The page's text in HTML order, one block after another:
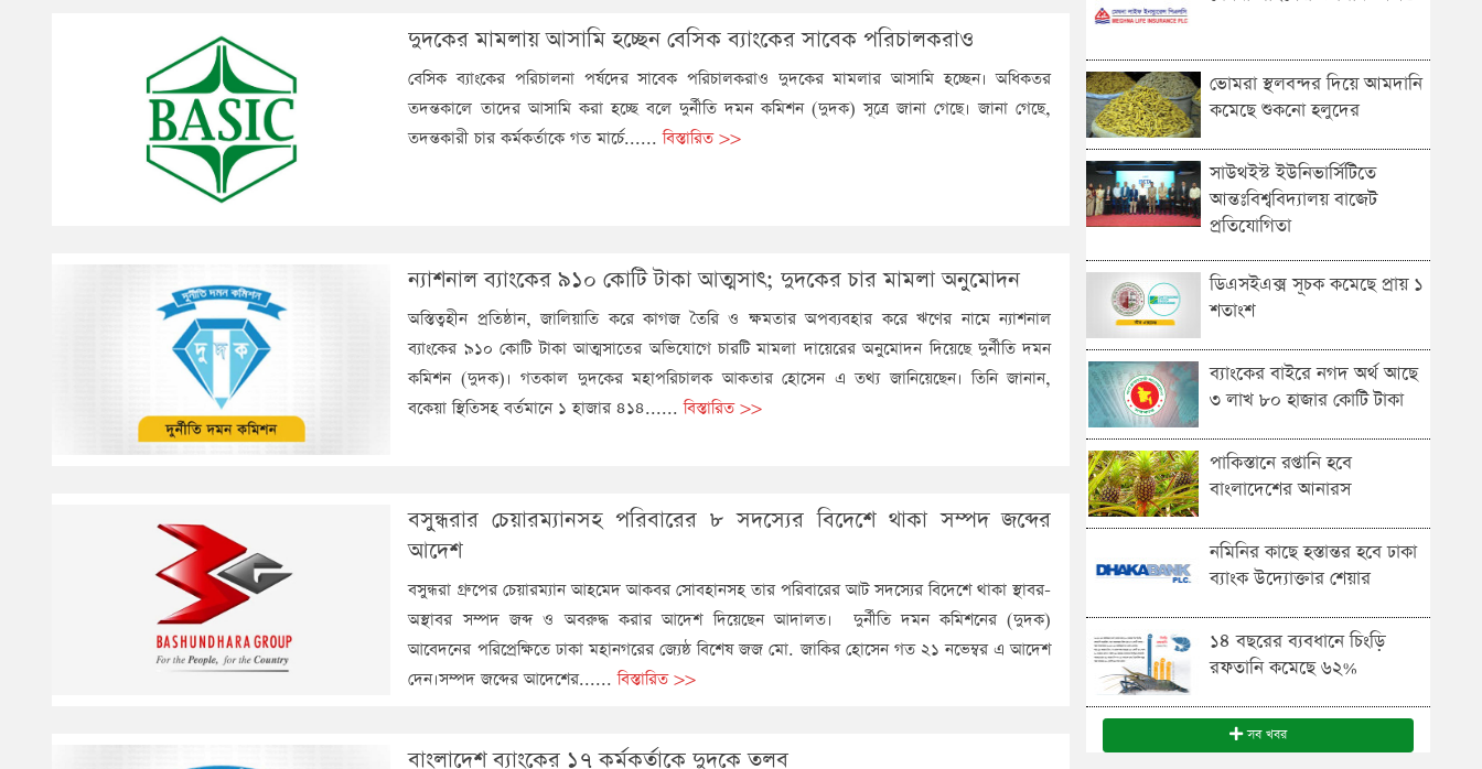
দুদকের মামলায় আসামি হচ্ছেন বেসিক ব্যাংকের সাবেক পরিচালকরাও
বেসিক ব্যাংকের পরিচালনা পর্ষদের সাবেক পরিচালকরাও দুদকের মামলার আসামি হচ্ছেন। অধিকতর
তদন্তকালে তাদের আসামি করা হচ্ছে বলে দুর্নীতি দমন কমিশন (দুদক) সূত্রে জানা গেছে। জানা গেছে,
তদন্তকারী চার কর্মকর্তাকে গত মার্চে......বিস্তারিত >>
ন্যাশনাল ব্যাংকের ৯১০ কোটি টাকা আত্মসাৎ; দুদকের চার মামলা অনুমোদন
অস্তিত্বহীন প্রতিষ্ঠান, জালিয়াতি করে কাগজ তৈরি ও ক্ষমতার অপব্যবহার করে ঋণের নামে ন্যাশনাল
ব্যাংকের ৯১০ কোটি টাকা আত্মসাতের অভিযোগে চারটি মামলা দায়েরের অনুমোদন দিয়েছে দুর্নীতি দমন
কমিশন (দুদক)। গতকাল দুদকের মহাপরিচালক আকতার হোসেন এ তথ্য জানিয়েছেন। তিনি জানান,
বকেয়া স্থিতিসহ বর্তমানে ১ হাজার ৪১৪......বিস্তারিত >>
বসুন্ধরার চেয়ারম্যানসহ পরিবারের ৮ সদস্যের বিদেশে থাকা সম্পদ জব্দের
আদেশ
বসুন্ধরা গ্রুপের চেয়ারম্যান আহমেদ আকবর সোবহানসহ তার পরিবারের আট সদস্যের বিদেশে থাকা স্থাবর-
অস্থাবর সম্পদ জব্দ ও অবরুদ্ধ করার আদেশ দিয়েছেন আদালত। দুর্নীতি দমন কমিশনের (দুদক)
আবেদনের পরিপ্রেক্ষিতে ঢাকা মহানগরের জ্যেষ্ঠ বিশেষ জজ মো. জাকির হোসেন গত ২১ নভেম্বর এ আদেশ
দেন।সম্পদ জব্দের আদেশের......বিস্তারিত >>
বাংলাদেশ ব্যাংকের ১৭ কর্মকর্তাকে দুদকে তলব
ভোমরা স্থলবন্দ‌র দিয়ে আমদা‌নি
ক‌মে‌ছে শুকনো হলুদের
সাউথইস্ট ইউনিভার্সিটিতে
আন্তঃবিশ্ববিদ্যালয় বাজেট
প্রতিযোগিতা
ডিএসইএক্স সূচক কমেছে প্রায় ১
শতাংশ
ব্যাংকের বাইরে নগদ অর্থ আছে
৩ লাখ ৮০ হাজার কোটি টাকা
পাকিস্তানে রপ্তানি হবে
বাংলাদেশের আনারস
নমিনির কাছে হস্তান্তর হবে ঢাকা
ব্যাংক উদ্যোক্তার শেয়ার
১৪ বছরের ব্যবধানে চিংড়ি
রফতানি কমেছে ৬২%
সব খবর